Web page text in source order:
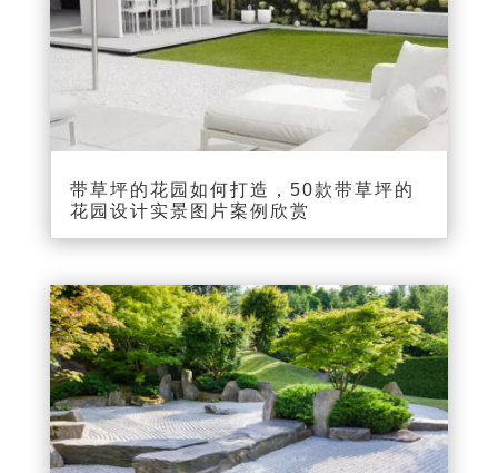
带草坪的花园如何打造，50款带草坪的
花园设计实景图片案例欣赏